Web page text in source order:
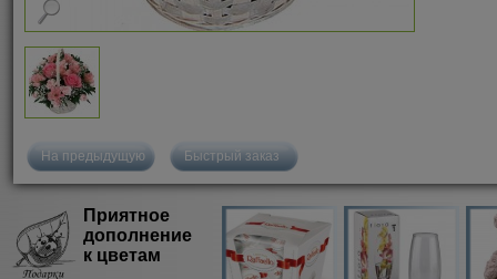
На предыдущую Быстрый заказ
Приятное
дополнение
к цветам